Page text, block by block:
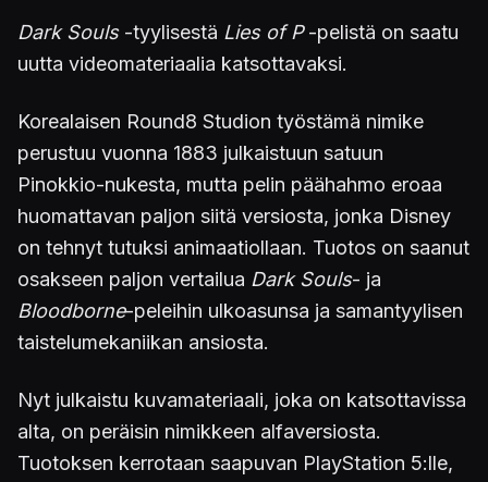
Dark Souls-tyylisestä Lies of P-pelistä on saatu
uutta videomateriaalia katsottavaksi.
Korealaisen Round8 Studion työstämä nimike
perustuu vuonna 1883 julkaistuun satuun
Pinokkio-nukesta, mutta pelin päähahmo eroaa
huomattavan paljon siitä versiosta, jonka Disney
on tehnyt tutuksi animaatiollaan. Tuotos on saanut
osakseen paljon vertailua Dark Souls- ja
Bloodborne-peleihin ulkoasunsa ja samantyylisen
taistelumekaniikan ansiosta.
Nyt julkaistu kuvamateriaali, joka on katsottavissa
alta, on peräisin nimikkeen alfaversiosta.
Tuotoksen kerrotaan saapuvan PlayStation 5:lle,